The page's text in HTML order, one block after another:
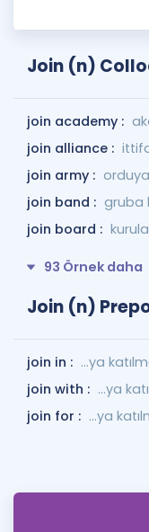
Join (n)
join academy :
join alliance :
join army :
join band : gruba
join board :
93 Örnek daha
Join (n)
join in : ...ya
join with : ...ya
join for : ...ya